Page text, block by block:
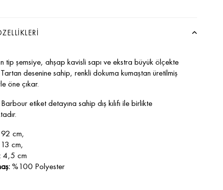
tip şemsiye, ahşap kavisli sapı ve ekstra büyük ölçekte
desenine sahip, renkli dokuma kumaştan üretilmiş
öne çıkar.
etiket detayına sahip dış kılıfı ile birlikte
cm,
cm,
4,5 cm
%100 Polyester